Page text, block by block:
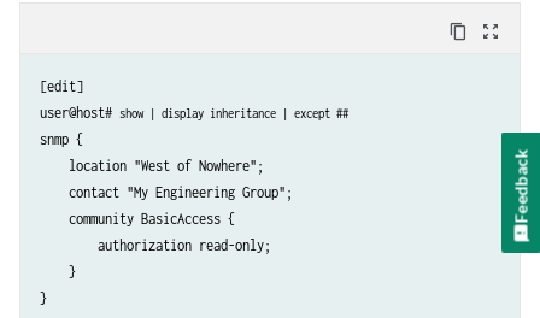
content_copy zoom_out_map
[edit]
user@host# show | display inheritance | except ##
snmp {
    location "West of Nowhere";
    contact "My Engineering Group";
    community BasicAccess {
        authorization read-only;
    }
Feedback